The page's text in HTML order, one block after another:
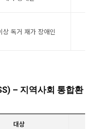
상 독거 재가 장애인
– 지역사회 통합환
대상